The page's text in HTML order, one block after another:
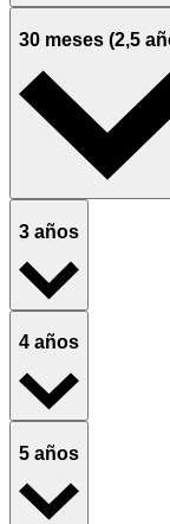
30 meses (2,5
3 años
4 años
5 años